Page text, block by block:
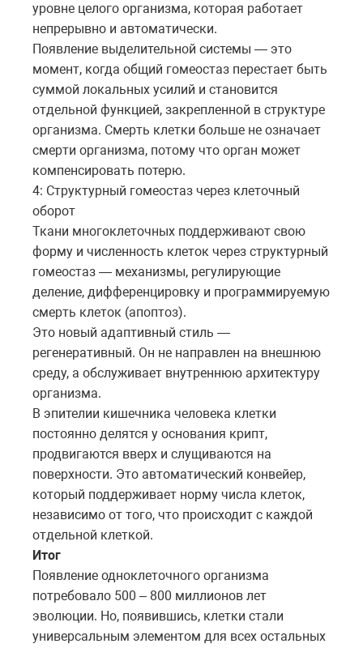
уровне целого организма, которая работает
непрерывно и автоматически.
Появление выделительной системы — это
момент, когда общий гомеостаз перестает быть
суммой локальных усилий и становится
отдельной функцией, закрепленной в структуре
организма. Смерть клетки больше не означает
смерти организма, потому что орган может
компенсировать потерю.
4: Структурный гомеостаз через клеточный
оборот
Ткани многоклеточных поддерживают свою
форму и численность клеток через структурный
гомеостаз — механизмы, регулирующие
деление, дифференцировку и программируемую
смерть клеток (апоптоз).
Это новый адаптивный стиль —
регенеративный. Он не направлен на внешнюю
среду, а обслуживает внутреннюю архитектуру
организма.
В эпителии кишечника человека клетки
постоянно делятся у основания крипт,
продвигаются вверх и слущиваются на
поверхности. Это автоматический конвейер,
который поддерживает норму числа клеток,
независимо от того, что происходит с каждой
отдельной клеткой.
Итог
Появление одноклеточного организма
потребовало 500 – 800 миллионов лет
эволюции. Но, появившись, клетки стали
универсальным элементом для всех остальных